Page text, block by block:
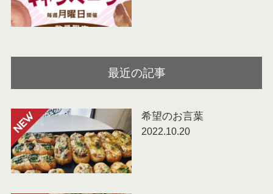
最近の記事
NEW 希望のお言葉
2022.10.20